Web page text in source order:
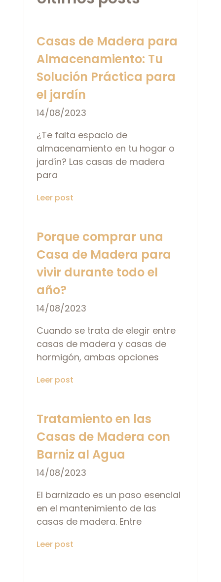
Casas de Madera para
Almacenamiento: Tu
Solución Práctica para
el jardín
14/08/2023
¿Te falta espacio de
almacenamiento en tu hogar o
jardín? Las casas de madera
para
Leer post
Porque comprar una
Casa de Madera para
vivir durante todo el
año?
14/08/2023
Cuando se trata de elegir entre
casas de madera y casas de
hormigón, ambas opciones
Leer post
Tratamiento en las
Casas de Madera con
Barniz al Agua
14/08/2023
El barnizado es un paso esencial
en el mantenimiento de las
casas de madera. Entre
Leer post